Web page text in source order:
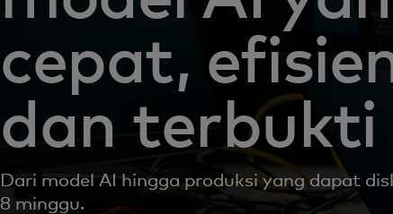
cepat,
dan terbukti
Dari model AI hingga produksi yang dapat
8 minggu.